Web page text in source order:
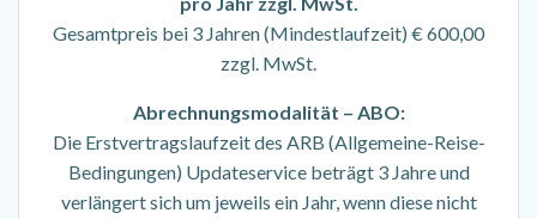
Gesamtpreis bei 3 Jahren (Mindestlaufzeit) € 600,00
zzgl. MwSt.
Abrechnungsmodalität – ABO:
Die Erstvertragslaufzeit des ARB (Allgemeine-Reise-
Bedingungen) Updateservice beträgt 3 Jahre und
verlängert sich um jeweils ein Jahr, wenn diese nicht